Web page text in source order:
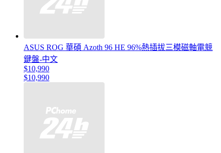
ASUS ROG 華碩 Azoth 96 HE 96%熱插拔三模磁軸電競
鍵盤-中文
$10,990
$10,990